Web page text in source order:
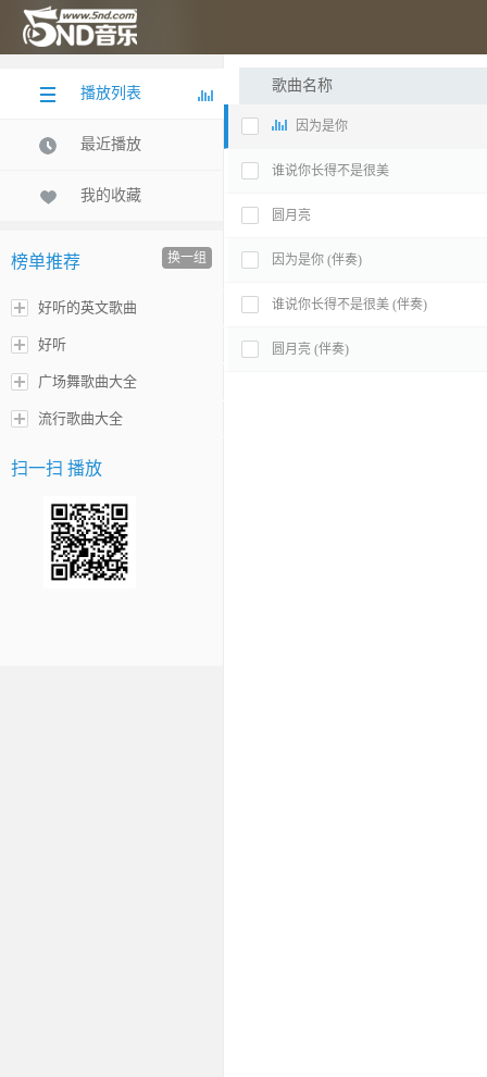
播放列表
最近播放
我的收藏
榜单推荐 换一组
好听的英文歌曲
好听
广场舞歌曲大全
流行歌曲大全
扫一扫 播放
歌曲名称
因为是你
谁说你长得不是很美
圆月亮
因为是你 (伴奏)
谁说你长得不是很美 (伴奏)
圆月亮 (伴奏)